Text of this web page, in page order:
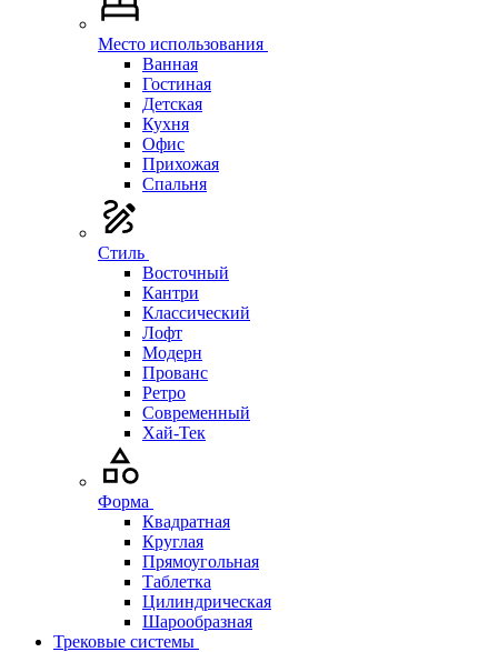
Место использования
Ванная
Гостиная
Детская
Кухня
Офис
Прихожая
Спальня
Стиль
Восточный
Кантри
Классический
Лофт
Модерн
Прованс
Ретро
Современный
Хай-Тек
Форма
Квадратная
Круглая
Прямоугольная
Таблетка
Цилиндрическая
Шарообразная
Трековые системы